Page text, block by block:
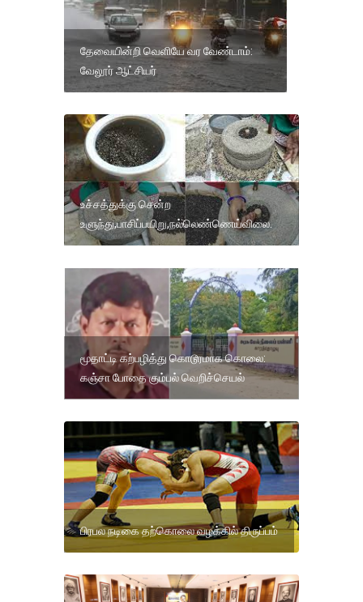
தேவையின்றி வெளியே வர வேண்டாம்:
வேலூர் ஆட்சியர்
உச்சத்துக்கு சென்ற
உளுந்து,பாசிப்பயிறு,நல்லெண்ணெய்விலை.
மூதாட்டி கற்பழித்து கொடூரமாக கொலை:
கஞ்சா போதை கும்பல் வெறிச்செயல்
பிரபல நடிகை தற்கொலை வழக்கில் திருப்பம்